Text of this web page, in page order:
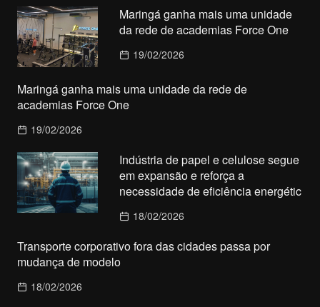
Maringá ganha mais uma unidade
da rede de academias Force One
19/02/2026
Maringá ganha mais uma unidade da rede de
academias Force One
19/02/2026
Indústria de papel e celulose segue
em expansão e reforça a
necessidade de eficiência energétic
18/02/2026
Transporte corporativo fora das cidades passa por
mudança de modelo
18/02/2026